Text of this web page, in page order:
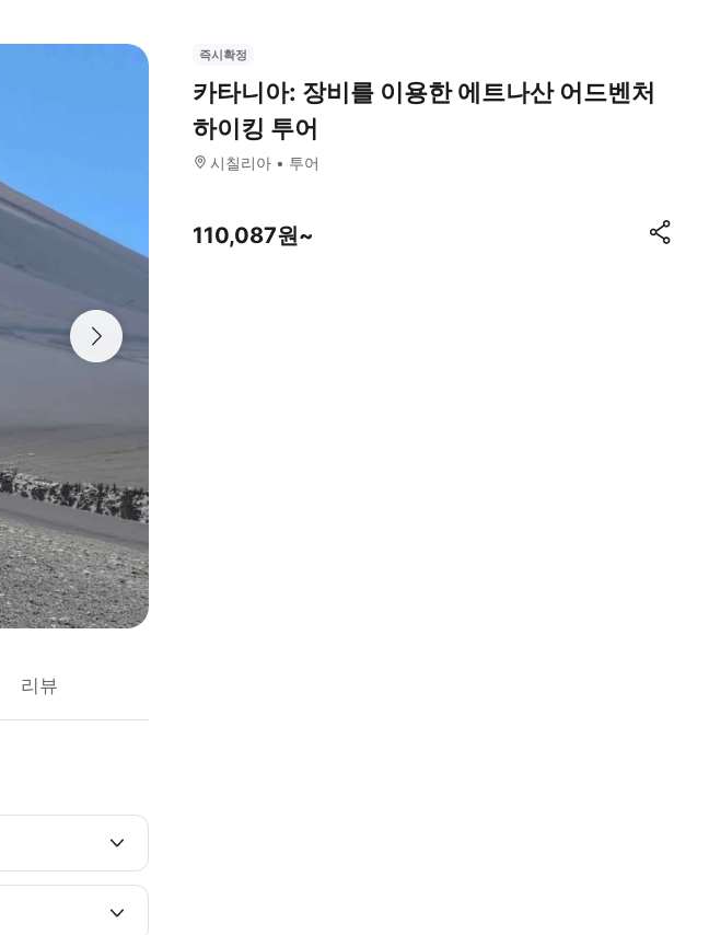
리뷰
즉시확정
카타니아: 장비를 이용한 에트나산 어드벤처
하이킹 투어
시칠리아 투어
110,087원~